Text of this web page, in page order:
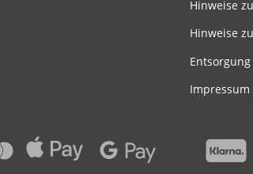
Hinweise
Hinweise
Impressum